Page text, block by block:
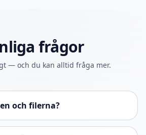
frågor
— och du kan alltid fråga mer.
och filerna?